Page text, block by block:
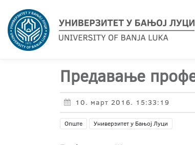
Предавање
10. март 2016. 15:33:19
Опште Универзитет у Бањој Луци